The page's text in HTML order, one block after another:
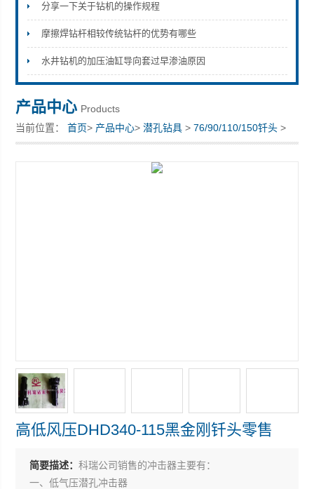
宣化县瑞科钻孔机械厂
分享一下关于钻机的操作规程
摩擦焊钻杆相较传统钻杆的优势有哪些
水井钻机的加压油缸导向套过早渗油原因
产品中心 Products
当前位置：首页> 产品中心>潜孔钻具 >76/90/110/150钎头 >
高低风压DHD340-115黑金刚钎头零售
高低风压DHD340-115黑金刚钎头零售
简要描述：科瑞公司销售的冲击器主要有：
一、低气压潜孔冲击器